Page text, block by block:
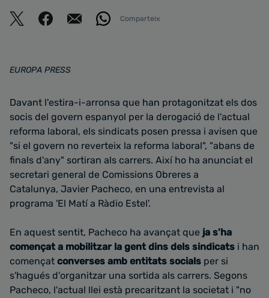
Comparteix
EUROPA PRESS
Davant l'estira-i-arronsa que han protagonitzat els dos
socis del govern espanyol per la derogació de l'actual
reforma laboral, els sindicats posen pressa i avisen que
"si el govern no reverteix la reforma laboral", "abans de
finals d'any" sortiran als carrers. Així ho ha anunciat el
secretari general de Comissions Obreres a
Catalunya, Javier Pacheco, en una entrevista al
programa 'El Matí a Ràdio Estel'.
En aquest sentit, Pacheco ha avançat que ja s'ha
començat a mobilitzar la gent dins dels sindicats i han
començat converses amb entitats socials per si
s'hagués d'organitzar una sortida als carrers. Segons
Pacheco, l'actual llei està precaritzant la societat i "no